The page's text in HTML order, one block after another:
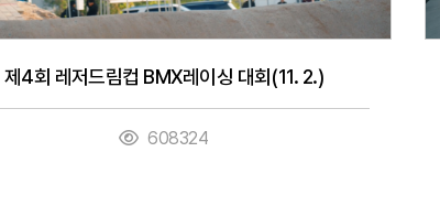
제4회 레저드림컵 BMX레이싱 대회(11. 2.)
608324